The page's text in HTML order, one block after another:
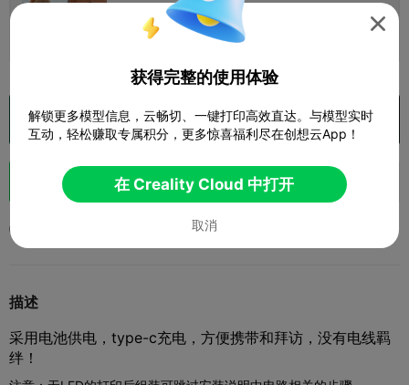
0.2mm layer, 2 walls, 15% infill
作者 12h 13m 
在 Creality Cloud 中打开 
助力 176 241 

描述
采用电池供电，type-c充电，方便携带和拜访，没有电线羁
绊！

获得完整的使用体验
解锁更多模型信息，云畅切、一键打印高效直达。与模型实时
互动，轻松赚取专属积分，更多惊喜福利尽在创想云App！
在 Creality Cloud 中打开
取消